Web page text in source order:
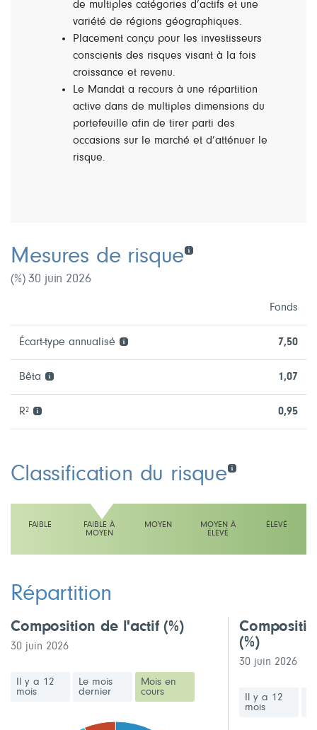
de multiples catégories d’actifs et une
variété de régions géographiques.
Placement conçu pour les investisseurs
conscients des risques visant à la fois
croissance et revenu.
Le Mandat a recours à une répartition
active dans de multiples dimensions du
portefeuille afin de tirer parti des
occasions sur le marché et d’atténuer le
risque.
Mesures de risque
(%) 30 juin 2026
Fonds
Écart-type annualisé 7,50
Bêta 1,07
R² 0,95
Classification du risque
FAIBLE
FAIBLE À
MOYEN
MOYEN
MOYEN À
ÉLEVÉ
ÉLEVÉ
Répartition
Composition de l'actif(%)
30 juin 2026
Il y a 12
mois
Le mois
dernier
Mois en
cours
(%)
30 juin 2026
Il y a 12
mois